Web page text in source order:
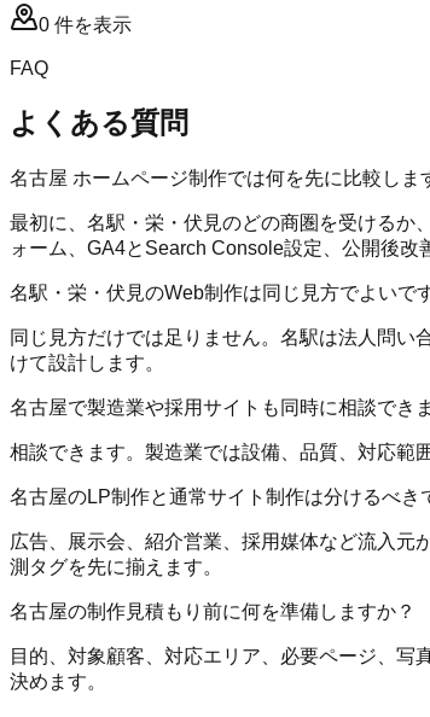
0 件を表示
FAQ
よくある質問
名古屋 ホームページ制作では何を先に比較しま
最初に、名駅・栄・伏見のどの商圏を受けるか
ォーム、GA4とSearch Console設定、公開後改
名駅・栄・伏見のWeb制作は同じ見方でよいで
同じ見方だけでは足りません。名駅は法人問
けて設計します。
名古屋で製造業や採用サイトも同時に相談でき
相談できます。製造業では設備、品質、対応範
名古屋のLP制作と通常サイト制作は分けるべき
広告、展示会、紹介営業、採用媒体など流入
測タグを先に揃えます。
名古屋の制作見積もり前に何を準備しますか？
目的、対象顧客、対応エリア、必要ページ、
決めます。